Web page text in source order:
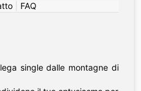
FAQ
single dalle montagne di